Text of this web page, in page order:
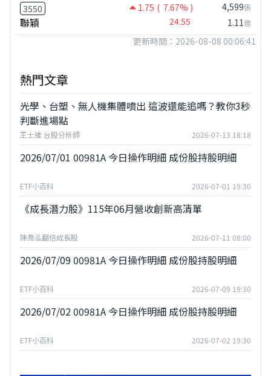
3550 1.75 ( 7.67% )
聯穎 24.55
4,599張
1.11億
更新時間：2026-08-08 00:06:41
熱門文章
光學、台塑、無人機集體噴出 這波還能追嗎？教你3秒
判斷進場點
王士維 台股分析師 2026-07-13 18:18
2026/07/01 00981A 今日操作明細 成份股持股明細
ETF小百科 2026-07-01 19:30
《成長潛力股》115年06月營收創新高清單
陳喬泓翻倍成長股 2026-07-11 08:00
2026/07/09 00981A 今日操作明細 成份股持股明細
ETF小百科 2026-07-09 19:30
2026/07/02 00981A 今日操作明細 成份股持股明細
ETF小百科 2026-07-02 19:30